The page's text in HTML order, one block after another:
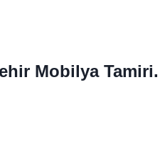
Mobilya Tamiri.